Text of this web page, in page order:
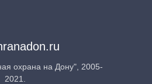
охрана на Дону", 2005-
2021.